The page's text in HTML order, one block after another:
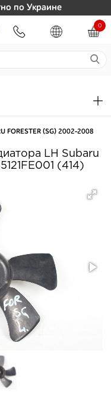
по Украине
0
FORESTER (SG) 2002-2008
LH Subaru
(414)